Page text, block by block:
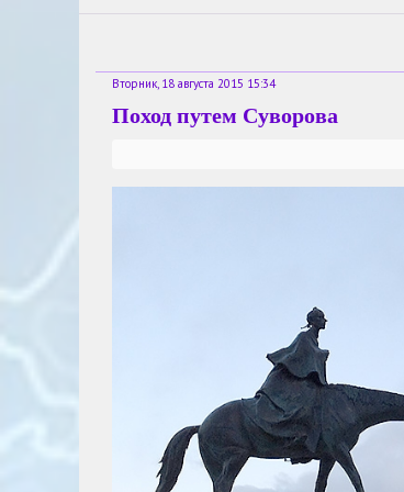
Вторник, 18 августа 2015 15:34
Поход путем Суворова